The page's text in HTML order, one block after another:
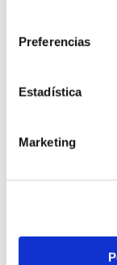
Preferencias
Estadística
Marketing
Estrategia
marketing